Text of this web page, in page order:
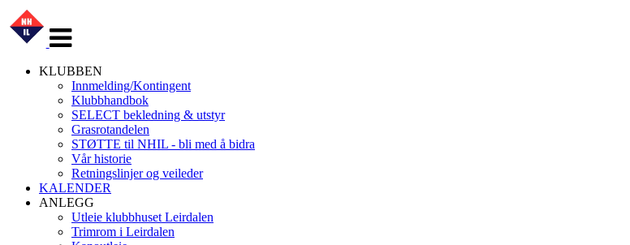
navigasjon
KLUBBEN
Innmelding/Kontingent
Klubbhandbok
SELECT bekledning & utstyr
Grasrotandelen
STØTTE til NHIL - bli med å bidra
Vår historie
Retningslinjer og veileder
KALENDER
ANLEGG
Utleie klubbhuset Leirdalen
Trimrom i Leirdalen